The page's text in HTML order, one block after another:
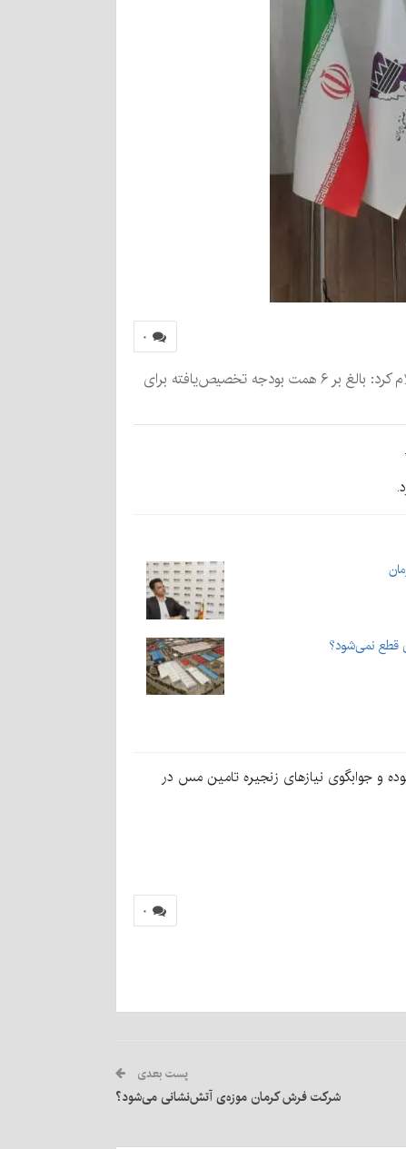
۰
مدیرعامل شرکت شهرک‌های صنعتی استان کرمان از کمبود بودجه برای حمایت از صنایع کوچک و متوسط استان خبر داد و اعلام کرد: بالغ بر ۶ همت بودجه تخصیص‌یافته برای
قطع نمی‌شود؟
بوده و جوابگوی نیازهای زنجیره تامین مس در
۰
پست بعدی
شرکت فرش کرمان موزه‌ی آتش‌نشانی می‌شود؟